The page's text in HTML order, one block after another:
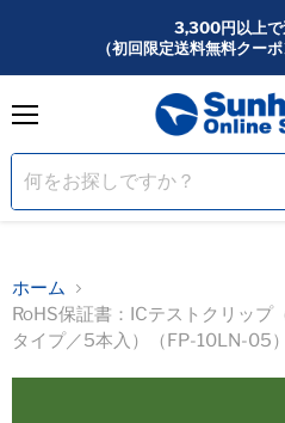
3,300円以上で
（初回限定送料無料クー
ニ
ュ
ー
ホーム
RoHS保証書：ICテストクリッ
タイプ／5本入）（FP-10LN-05）